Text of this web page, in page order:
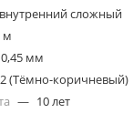
сложный
м
0,45 мм
(Тёмно-коричневый)
— 10 лет